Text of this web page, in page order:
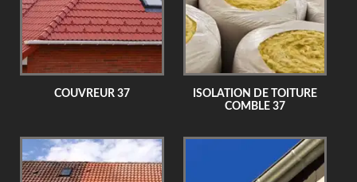
COUVREUR 37
ISOLATION DE TOITURE
COMBLE 37